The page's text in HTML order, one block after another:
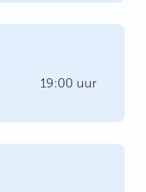
19:00 uur